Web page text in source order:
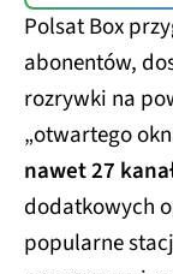
Polsat Box
abonentów,
rozrywki na
„otwartego
nawet 27
dodatkowych
popularne